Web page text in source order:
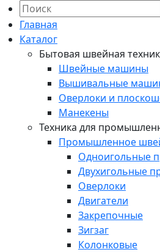
Главная
Каталог
Бытовая швейная
Швейные машины
Вышивальные
Оверлоки и
Манекены
Техника для
Промышленное
Одноигольные
Двухигольные
Оверлоки
Двигатели
Закрепочные
Зигзаг
Колонковые